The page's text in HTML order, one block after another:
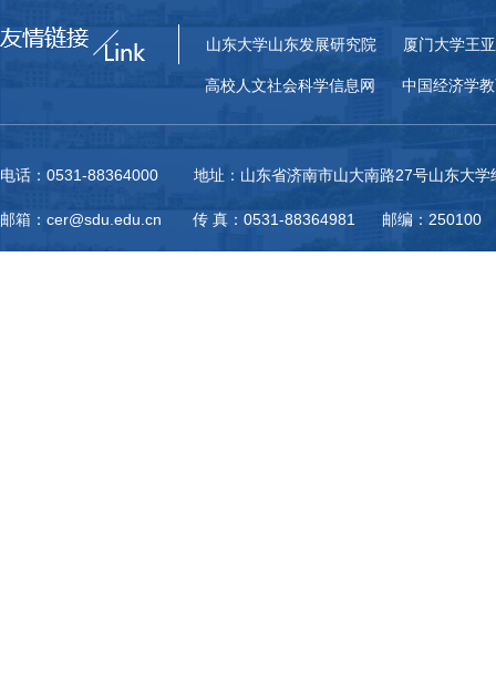
山东大学山东发展研究院 厦门大学王
高校人文社会科学信息网 中国经济学
电话：0531-88364000 地址：山东省济南市山大南路27号山东大学
邮箱：cer@sdu.edu.cn 传 真：0531-88364981 邮编：250100